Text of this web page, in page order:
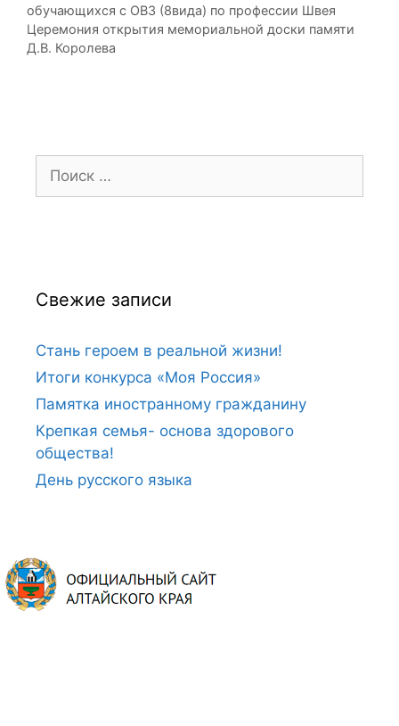
обучающихся с ОВЗ (8вида) по профессии Швея
Церемония открытия мемориальной доски памяти
Д.В. Королева
Свежие записи
Стань героем в реальной жизни!
Итоги конкурса «Моя Россия»
Памятка иностранному гражданину
Крепкая семья- основа здорового
общества!
День русского языка